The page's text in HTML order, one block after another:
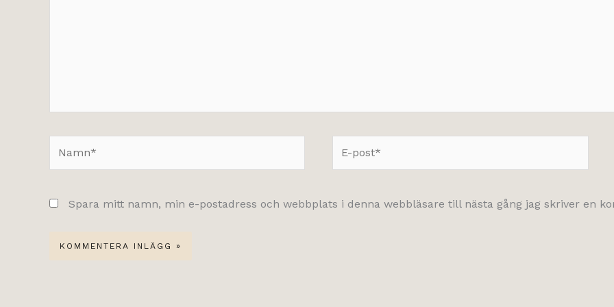
post*
Spara mitt namn, min e-postadress och webbplats i denna webbläsare till nästa gång jag skriver en